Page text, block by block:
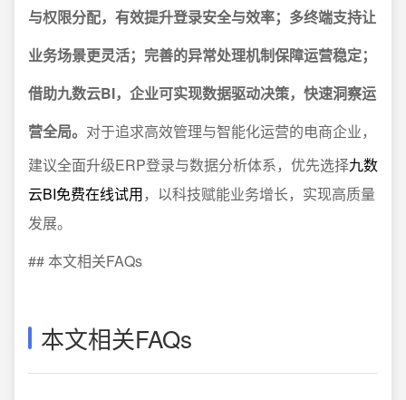
与权限分配，有效提升登录安全与效率；多终端支持让
业务场景更灵活；完善的异常处理机制保障运营稳定；
借助九数云BI，企业可实现数据驱动决策，快速洞察运
营全局。 对于追求高效管理与智能化运营的电商企业，
建议全面升级ERP登录与数据分析体系，优先选择九数
云BI免费在线试用，以科技赋能业务增长，实现高质量
发展。
## 本文相关FAQs
本文相关FAQs